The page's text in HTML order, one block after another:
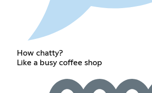
How chatty?
Like a busy coffee shop